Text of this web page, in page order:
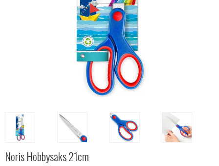
Noris Hobbysaks 21cm